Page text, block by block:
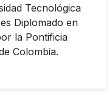
Tecnológica
Diplomado en
la Pontificia
Colombia.